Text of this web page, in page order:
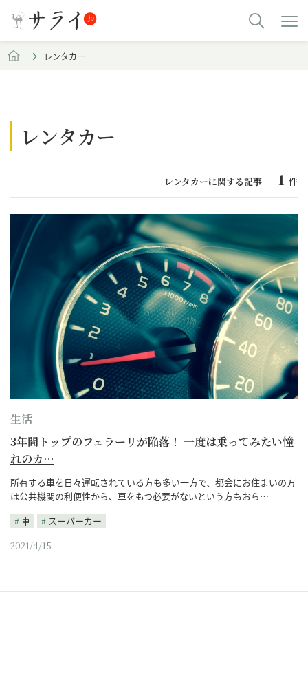
レンタカー
レンタカー
レンタカーに関する記事 1 件
生活
3年間トップのフェラーリが陥落！ 一度は乗ってみたい憧
れのカ…
所有する車を日々運転されている方も多い一方で、都会にお住まいの方
は公共機関の利便性から、車をもつ必要がないという方もおら…
車
スーパーカー
2021/4/15